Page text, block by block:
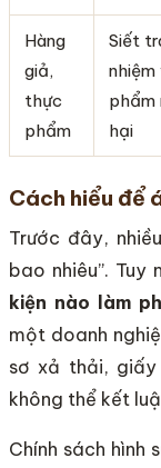
Hàng
giả,
thực
phẩm
Siết
phẩm
hại
Cách hiểu để
Trước đây,
bao nhiêu”. Tuy
kiện nào làm
một doanh
sơ xả thải,
không thể kết
Chính sách hình